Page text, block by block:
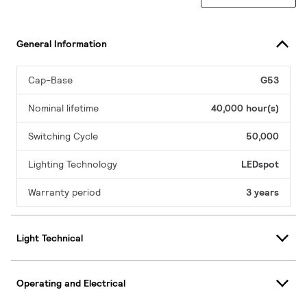
General Information
Cap-Base G53
Nominal lifetime 40,000 hour(s)
Switching Cycle 50,000
Lighting Technology LEDspot
Warranty period 3 years
Light Technical
Operating and Electrical